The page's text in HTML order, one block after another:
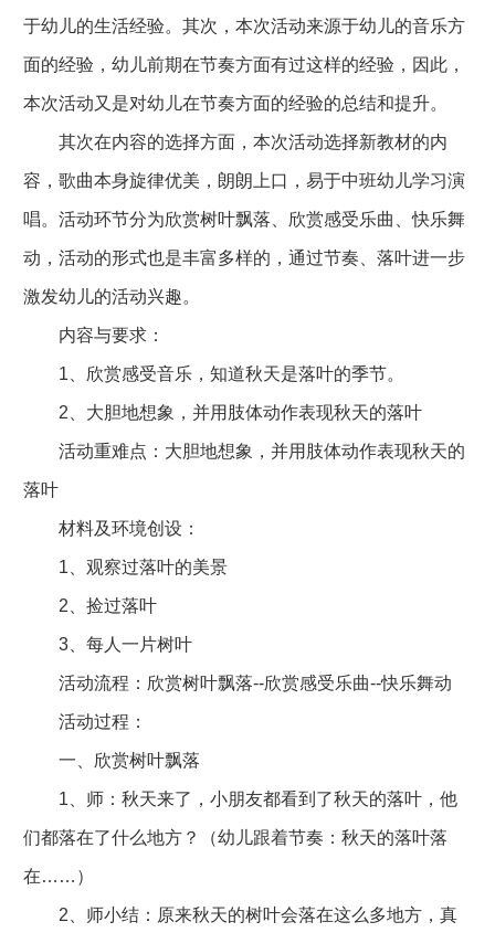
于幼儿的生活经验。其次，本次活动来源于幼儿的音乐方
面的经验，幼儿前期在节奏方面有过这样的经验，因此，
本次活动又是对幼儿在节奏方面的经验的总结和提升。
其次在内容的选择方面，本次活动选择新教材的内
容，歌曲本身旋律优美，朗朗上口，易于中班幼儿学习演
唱。活动环节分为欣赏树叶飘落、欣赏感受乐曲、快乐舞
动，活动的形式也是丰富多样的，通过节奏、落叶进一步
激发幼儿的活动兴趣。
内容与要求：
1、欣赏感受音乐，知道秋天是落叶的季节。
2、大胆地想象，并用肢体动作表现秋天的落叶
活动重难点：大胆地想象，并用肢体动作表现秋天的
落叶
材料及环境创设：
1、观察过落叶的美景
2、捡过落叶
3、每人一片树叶
活动流程：欣赏树叶飘落--欣赏感受乐曲--快乐舞动
活动过程：
一、欣赏树叶飘落
1、师：秋天来了，小朋友都看到了秋天的落叶，他
们都落在了什么地方？（幼儿跟着节奏：秋天的落叶落
在……）
2、师小结：原来秋天的树叶会落在这么多地方，真